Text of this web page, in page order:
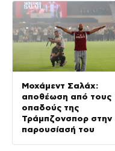
Μοχάμεντ Σαλάχ:
αποθέωση από τους
οπαδούς της
Τράμπζονσπορ στην
παρουσίασή του